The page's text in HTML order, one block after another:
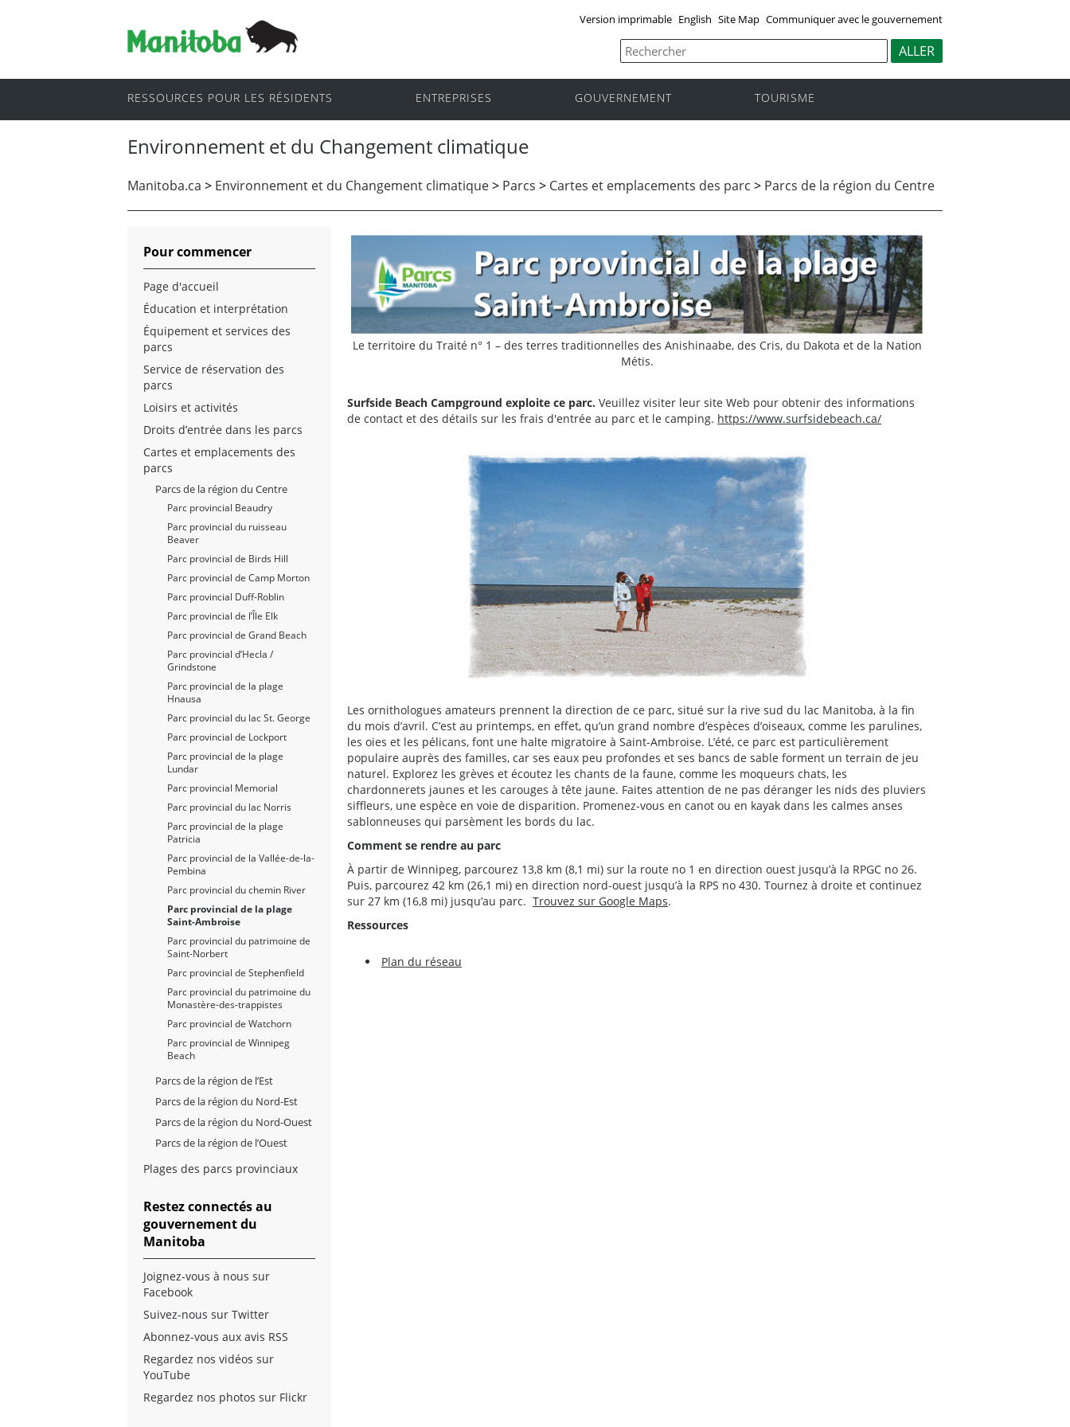
Version imprimable English Site Map Communiquer avec le gouvernement
RESSOURCES POUR LES RÉSIDENTS ENTREPRISES GOUVERNEMENT TOURISME
Environnement et du Changement climatique
Manitoba.ca > Environnement et du Changement climatique> Parcs > Cartes et emplacements des parc > Parcs de la région du Centre
Le territoire du Traité n° 1 – des terres traditionnelles des Anishinaabe, des Cris, du Dakota et de la Nation
Métis.
Surfside Beach Campground exploite ce parc. Veuillez visiter leur site Web pour obtenir des informations
de contact et des détails sur les frais d'entrée au parc et le camping. https://www.surfsidebeach.ca/
Les ornithologues amateurs prennent la direction de ce parc, situé sur la rive sud du lac Manitoba, à la fin
du mois d’avril. C’est au printemps, en effet, qu’un grand nombre d’espèces d’oiseaux, comme les parulines,
les oies et les pélicans, font une halte migratoire à Saint-Ambroise. L’été, ce parc est particulièrement
populaire auprès des familles, car ses eaux peu profondes et ses bancs de sable forment un terrain de jeu
naturel. Explorez les grèves et écoutez les chants de la faune, comme les moqueurs chats, les
chardonnerets jaunes et les carouges à tête jaune. Faites attention de ne pas déranger les nids des pluviers
siffleurs, une espèce en voie de disparition. Promenez-vous en canot ou en kayak dans les calmes anses
sablonneuses qui parsèment les bords du lac.
Comment se rendre au parc
À partir de Winnipeg, parcourez 13,8 km (8,1 mi) sur la route no 1 en direction ouest jusqu’à la RPGC no 26.
Puis, parcourez 42 km (26,1 mi) en direction nord-ouest jusqu’à la RPS no 430. Tournez à droite et continuez
sur 27 km (16,8 mi) jusqu’au parc. Trouvez sur Google Maps.
Ressources
Plan du réseau
Pour commencer
Page d'accueil
Éducation et interprétation
Équipement et services des
parcs
Service de réservation des
parcs
Loisirs et activités
Droits d’entrée dans les parcs
Cartes et emplacements des
parcs
Parcs de la région du Centre
Parc provincial Beaudry
Parc provincial du ruisseau
Beaver
Parc provincial de Birds Hill
Parc provincial de Camp Morton
Parc provincial Duff-Roblin
Parc provincial de l’Île Elk
Parc provincial de Grand Beach
Parc provincial d’Hecla /
Grindstone
Parc provincial de la plage
Hnausa
Parc provincial du lac St. George
Parc provincial de Lockport
Parc provincial de la plage
Lundar
Parc provincial Memorial
Parc provincial du lac Norris
Parc provincial de la plage
Patricia
Parc provincial de la Vallée-de-la-
Pembina
Parc provincial du chemin River
Parc provincial de la plage
Saint-Ambroise
Parc provincial du patrimoine de
Saint-Norbert
Parc provincial de Stephenfield
Parc provincial du patrimoine du
Monastère-des-trappistes
Parc provincial de Watchorn
Parc provincial de Winnipeg
Beach
Parcs de la région de l’Est
Parcs de la région du Nord-Est
Parcs de la région du Nord-Ouest
Parcs de la région de l’Ouest
Plages des parcs provinciaux
Restez connectés au
gouvernement du
Manitoba
Joignez-vous à nous sur
Facebook
Suivez-nous sur Twitter
Abonnez-vous aux avis RSS
Regardez nos vidéos sur
YouTube
Regardez nos photos sur Flickr